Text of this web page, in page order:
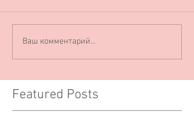
Ваш комментарий...
Featured Posts